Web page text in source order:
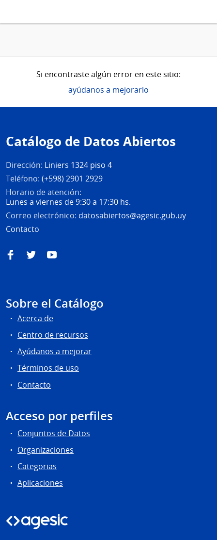
Si encontraste algún error en este sitio:
ayúdanos a mejorarlo
de
página
Catálogo de Datos Abiertos
Dirección: Liniers 1324 piso 4
Teléfono: (+598) 2901 2929
Horario de atención:
Lunes a viernes de 9:30 a 17:30 hs.
Correo electrónico: datosabiertos@agesic.gub.uy
Contacto
FacebookTwitterYouTube
Sobre el Catálogo
Acerca de
Centro de recursos
Ayúdanos a mejorar
Términos de uso
Contacto
Acceso por perfiles
Conjuntos de Datos
Organizaciones
Categorias
Aplicaciones